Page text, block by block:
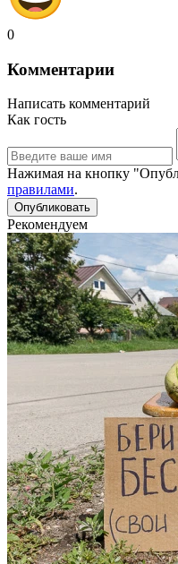
0
Комментарии
Написать комментарий
Как гость
Нажимая на кнопку
правилами.
Рекомендуем